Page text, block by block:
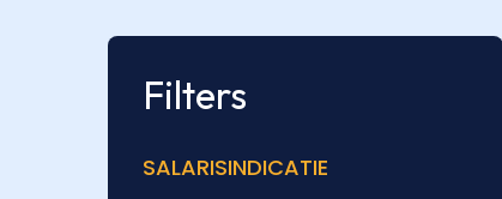
Filters
SALARISINDICATIE